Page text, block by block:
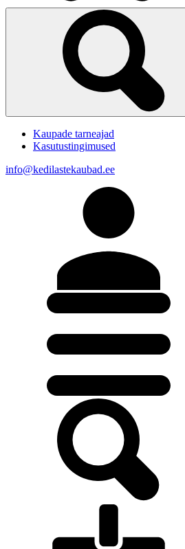
Kaupade tarneajad
Kasutustingimused
info@kedilastekaubad.ee